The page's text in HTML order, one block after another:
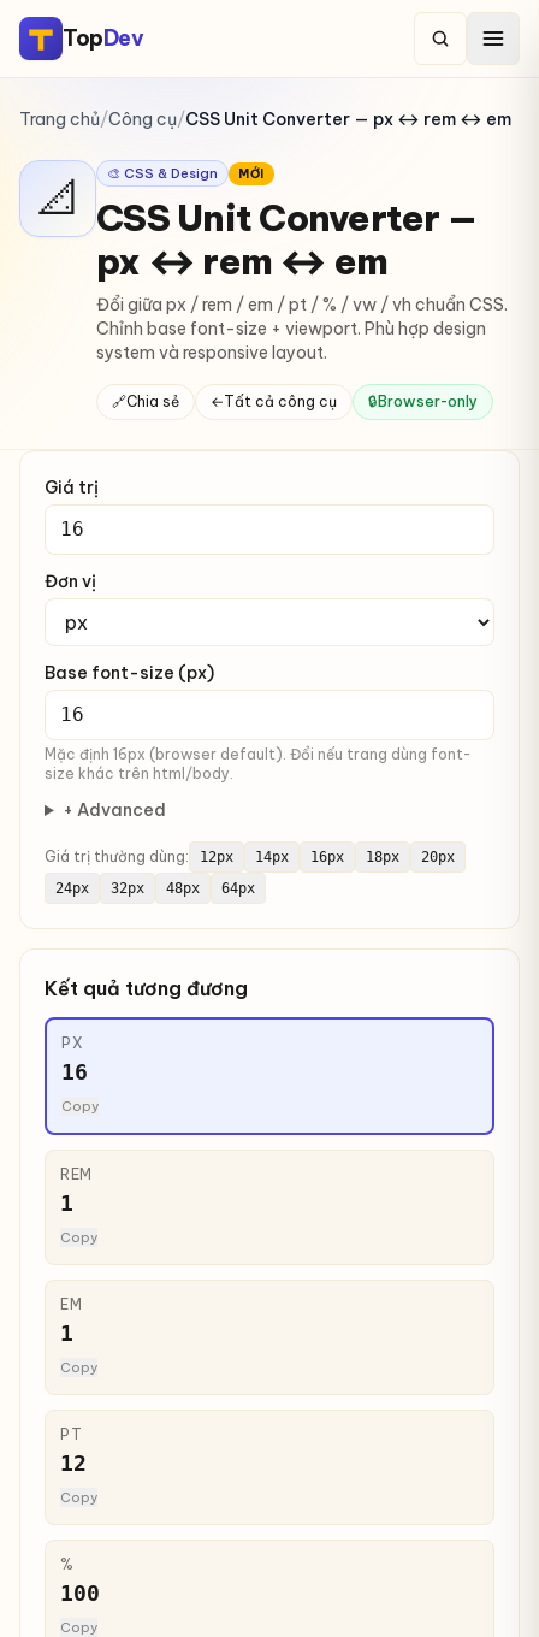
TopDev
Trang chủ/Công cụ/CSS Unit Converter — px ↔ rem ↔ em
📐 🎨 CSS & Design MỚI
CSS Unit Converter —
px ↔ rem ↔ em
Đổi giữa px / rem / em / pt / % / vw / vh chuẩn CSS.
Chỉnh base font-size + viewport. Phù hợp design
system và responsive layout.
🔗Chia sẻ ←Tất cả công cụ 🔒 Browser-only
Giá trị
Đơn vị
Base font-size (px)
Mặc định 16px (browser default). Đổi nếu trang dùng font-
size khác trên html/body.
+ Advanced
Giá trị thường dùng: 12px 14px 16px 18px
20px
24px
32px 48px 64px
Kết quả tương đương
PX
16
Copy
REM
1
Copy
EM
1
Copy
PT
12
Copy
%
100
Copy